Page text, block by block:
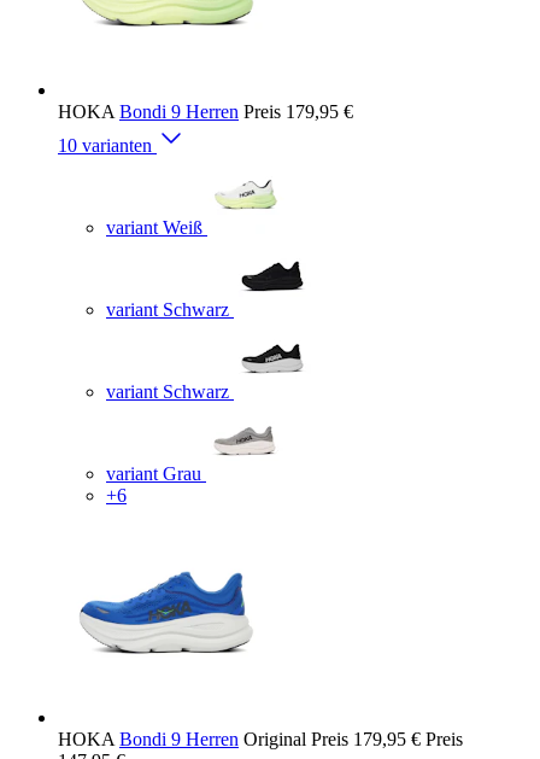
HOKA Bondi 9 Herren Preis 179,95 €
10 varianten
variant Weiß
variant Schwarz
variant Schwarz
variant Grau
+6
HOKA Bondi 9 Herren Original Preis 179,95 € Preis